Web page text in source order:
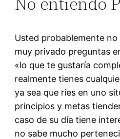
Usted probablemente
muy privado preguntas
«lo que te gustaría
realmente tienes
ya sea que ríes en uno
principios y metas
caso de su día tiene
no sabe mucho